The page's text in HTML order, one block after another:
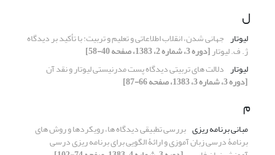
ل
لیوتار جهانی شدن، انقلاب اطلاعاتی و تعلیم و تربیت: با تأکید بر دیدگاه
ژ. ف. لیوتار[دوره 3، شماره 2، 1383، صفحه 40-58]
لیوتار دلالت های تربیتی دیدگاه پست مدرنیستی لیوتار و نقد آن
[دوره 3، شماره 3، 1383، صفحه 66-87]
م
مبانی برنامه ریزی بررسی تطبیقی دیدگاه ها، رویکردها و روش های
برنامۀ درسی زبان آموزی و ارائۀ الگویی برای برنامه ریزی درسی